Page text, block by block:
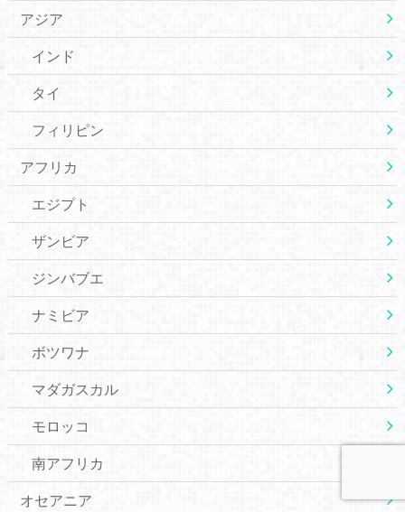
アジア
インド
タイ
フィリピン
アフリカ
エジプト
ザンビア
ジンバブエ
ナミビア
ボツワナ
マダガスカル
モロッコ
南アフリカ
オセアニア